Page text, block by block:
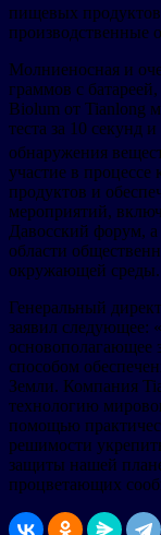
пищевых
производственные
Молниеносная и
граммов с
Biolum от Tianlong
теста за 10 секунд
обнаружения
участие в
продуктов и
мероприятий,
Давосский форум,
области
окружающей среды.
Генеральный
заявил следующее:
основополагающее
способом
Земли. Компания
технологию
помощью
решимости
защиты нашей
процветающих